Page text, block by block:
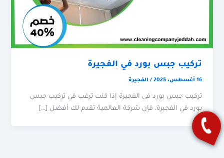
تركيب جبس بورد في الفجيرة
16 أغسطس، 2025 / الفجيرة
تركيب جبس بورد في الفجيرة إذا كنت ترغب في تركيب جبس
بورد في الفجيرة، فإن شركة العالمية تقدم لك أفضل […]